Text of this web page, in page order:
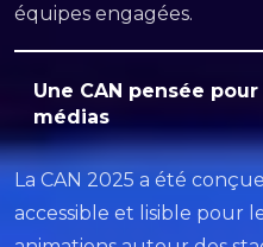
équipes engagées.
Une CAN pensée
médias
La CAN 2025 a été
accessible et lisible pour